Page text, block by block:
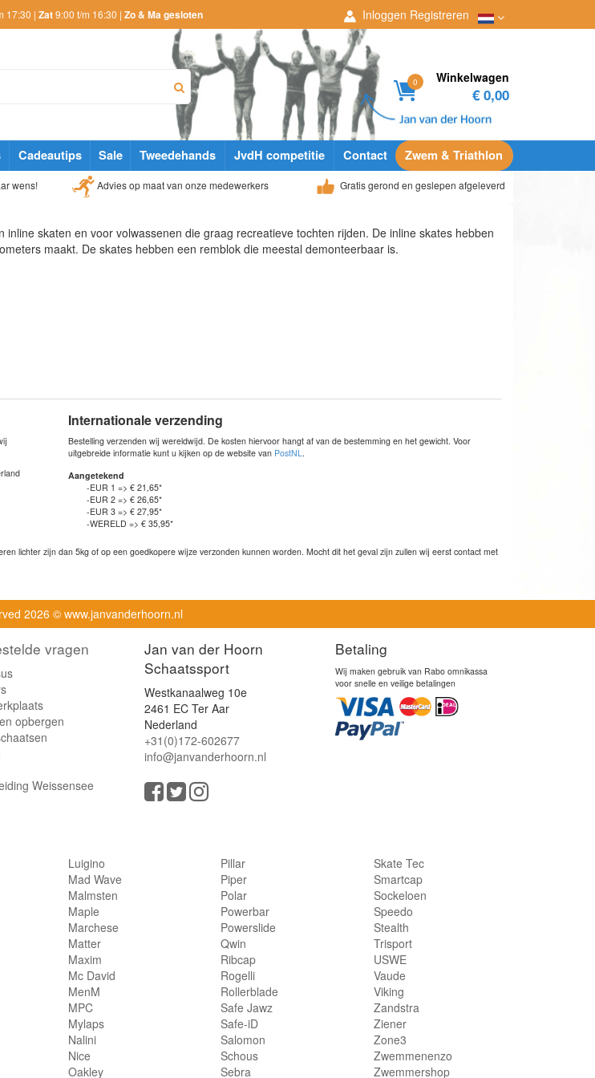
17:30 | Zat9:00 t/m 16:30 | Zo & Ma gesloten Inloggen Registreren
0 Winkelwagen
€ 0,00
Cadeautips Sale Tweedehands JvdH competitie Contact Zwem & Triathlon
wens! Advies op maat van onze medewerkers Gratis gerond en geslepen afgeleverd
skaten en voor volwassenen die graag recreatieve tochten rijden. De inline skates hebben
maakt. De skates hebben een remblok die meestal demonteerbaar is.
Internationale verzending
Bestelling verzenden wij wereldwijd. De kosten hiervoor hangt af van de bestemming en het gewicht. Voor
uitgebreide informatie kunt u kijken op de website van PostNL
Aangetekend
-EUR 1 => € 21,65*
-EUR 2 => € 26,65*
-EUR 3 => € 27,95*
-WERELD => € 35,95*
lichter zijn dan 5kg of op een goedkopere wijze verzonden kunnen worden. Mocht dit het geval zijn zullen wij eerst contact met
2026 © www.janvanderhoorn.nl
vragen
opbergen
Weissensee
Jan van der Hoorn
Schaatssport
Westkanaalweg 10e
2461 EC Ter Aar
Nederland
+31(0)172-602677
info@janvanderhoorn.nl
Betaling
Wij maken gebruik van Rabo omnikassa
voor snelle en veilige betalingen
Luigino
Mad Wave
Malmsten
Maple
Marchese
Matter
Maxim
Mc David
MenM
MPC
Mylaps
Nalini
Nice
Oakley
Pillar
Piper
Polar
Powerbar
Powerslide
Qwin
Ribcap
Rogelli
Rollerblade
Safe Jawz
Safe-iD
Salomon
Schous
Sebra
Skate Tec
Smartcap
Sockeloen
Speedo
Stealth
Trisport
USWE
Vaude
Viking
Zandstra
Ziener
Zone3
Zwemmenenzo
Zwemmershop